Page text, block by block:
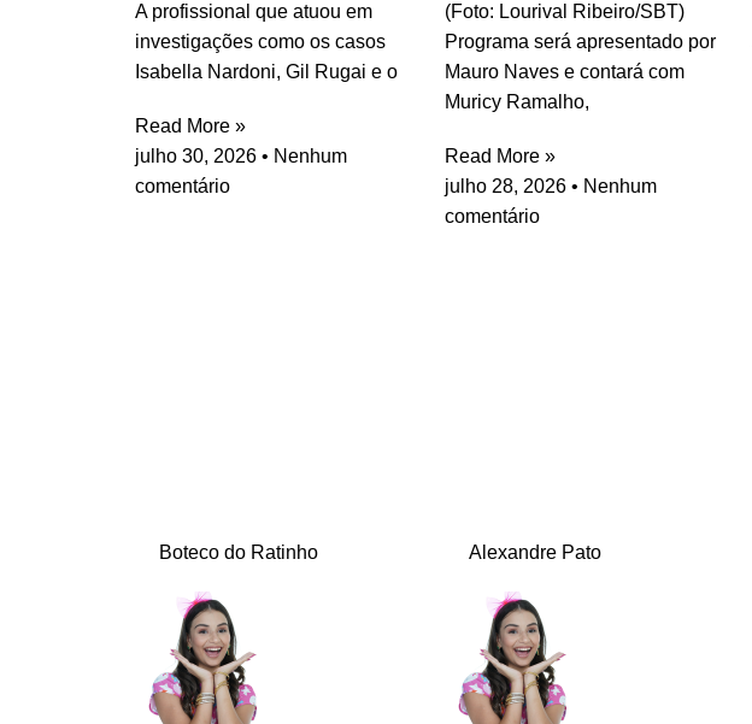
A profissional que atuou em
investigações como os casos
Isabella Nardoni, Gil Rugai e o
Read More »
julho 30, 2026
Nenhum
comentário
(Foto: Lourival Ribeiro/SBT)
Programa será apresentado por
Mauro Naves e contará com
Muricy Ramalho,
Read More »
julho 28, 2026
Nenhum
comentário
Boteco do Ratinho Alexandre Pato